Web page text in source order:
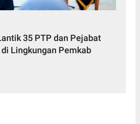
35 PTP dan Pejabat
Lingkungan Pemkab